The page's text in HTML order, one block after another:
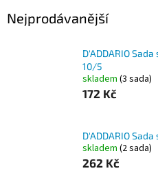
Nejprodávanější
D'ADDARIO
10/5
skladem (3 sada)
172 Kč
D'ADDARIO
skladem (2 sada)
262 Kč